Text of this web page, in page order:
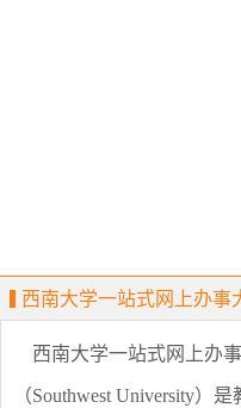
西南大学一站式网上办事
西南大学一站式网上办事
（Southwest University）